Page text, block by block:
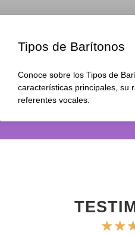
Tipos de Barítonos
Conoce sobre los Tipos de
características principales, su
referentes vocales.
★★